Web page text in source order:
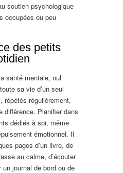
soutien psychologique
occupées ou peu
des petits
santé mentale, nul
sa vie d’un seul
répétés régulièrement,
différence. Planifier dans
dédiés à soi, même
émotionnel. Il
pages d’un livre, de
au calme, d’écouter
journal de bord ou de